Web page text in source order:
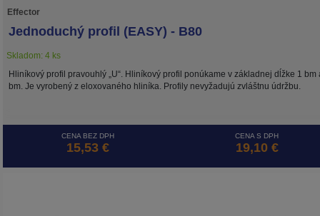
Effector
Jednoduchý profil (EASY) - B80
Skladom: 4 ks
Hliníkový profil pravouhlý „U“. Hliníkový profil ponúkame v základnej dĺžke 1 bm
bm. Je vyrobený z eloxovaného hliníka. Profily nevyžadujú zvláštnu údržbu.
CENA BEZ DPH
15,53 €
CENA S DPH
19,10 €